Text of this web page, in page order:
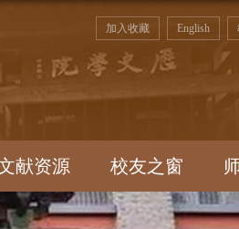
加入收藏 English
献资源 校友之窗